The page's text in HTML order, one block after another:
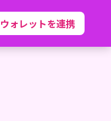
ウォレットを連携